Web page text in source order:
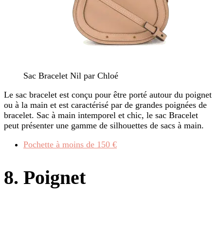
Sac Bracelet Nil par Chloé
Le sac bracelet est conçu pour être porté autour du poignet
ou à la main et est caractérisé par de grandes poignées de
bracelet. Sac à main intemporel et chic, le sac Bracelet
peut présenter une gamme de silhouettes de sacs à main.
Pochette à moins de 150 €
8. Poignet